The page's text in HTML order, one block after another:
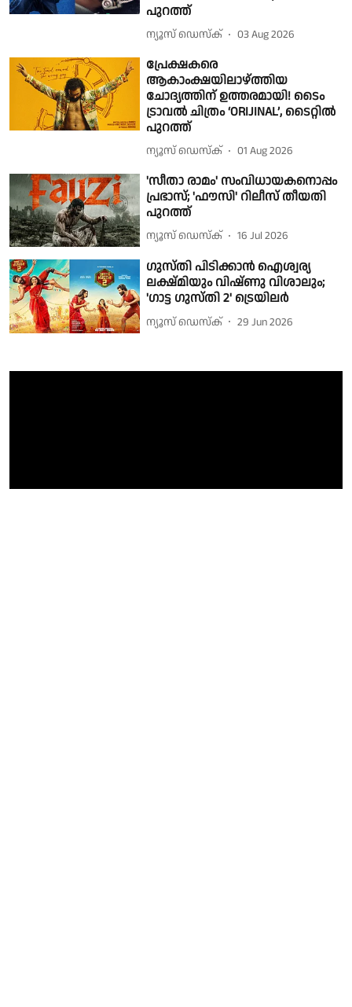
പുറത്ത്
ന്യൂസ് ഡെസ്ക് 03 Aug 2026
പ്രേക്ഷകരെ
ആകാംക്ഷയിലാഴ്ത്തിയ
ചോദ്യത്തിന് ഉത്തരമായി! ടൈം
ട്രാവൽ ചിത്രം ‘ORIJINAL’, ടൈറ്റിൽ
പുറത്ത്
ന്യൂസ് ഡെസ്ക് 01 Aug 2026
'സീതാ രാമം' സംവിധായകനൊപ്പം
പ്രഭാസ്; 'ഫൗസി' റിലീസ് തീയതി
പുറത്ത്
ന്യൂസ് ഡെസ്ക് 16 Jul 2026
ഗുസ്തി പിടിക്കാന്‍ ഐശ്വര്യ
ലക്ഷ്മിയും വിഷ്ണു വിശാലും;
'ഗാട്ട ഗുസ്തി 2' ട്രെയിലര്‍
ന്യൂസ് ഡെസ്ക് 29 Jun 2026